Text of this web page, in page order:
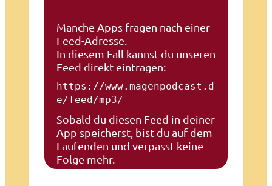
Manche Apps fragen nach einer
Feed-Adresse.
In diesem Fall kannst du unseren
Feed direkt eintragen:
https://www.magenpodcast.d
e/feed/mp3/
Sobald du diesen Feed in deiner
App speicherst, bist du auf dem
Laufenden und verpasst keine
Folge mehr.